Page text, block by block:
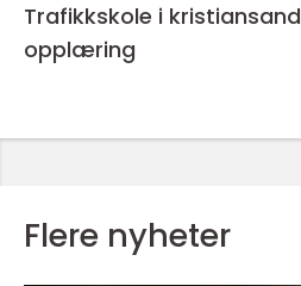
Trafikkskole i kristiansand slik finner du riktig
opplæring
Flere nyheter